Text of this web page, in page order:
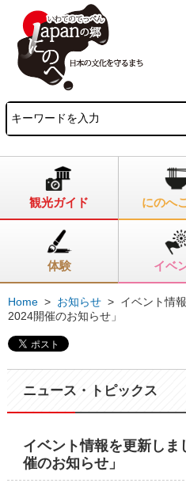
観光ガイド にのへ
体験 イベ
Home > お知らせ > イベント情
2024開催のお知らせ」
ニュース・トピックス
イベント情報を更新し
催のお知らせ」